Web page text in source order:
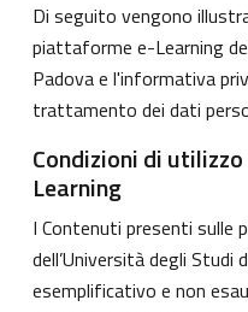
Di seguito vengono
piattaforme e-Learning
Padova e l'informativa
trattamento dei dati
Condizioni di
Learning
I Contenuti presenti sulle
dell’Università degli
esemplificativo e non